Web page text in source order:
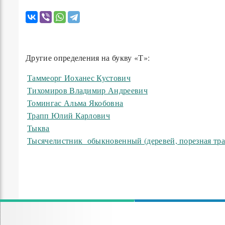
Другие определения на букву «Т»:
Таммеорг Иоханес Кустович
Тихомиров Владимир Андреевич
Томингас Альма Якобовна
Трапп Юлий Карлович
Тыква
Тысячелистник обыкновенный (деревей, порезная